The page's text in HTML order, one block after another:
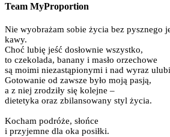
Team MyProportion
Nie wyobrażam sobie życia bez pysznego
kawy.
Choć lubię jeść dosłownie wszystko,
to czekolada, banany i masło orzechowe
są moimi niezastąpionymi i nad wyraz
Gotowanie od zawsze było moją pasją,
a z niej zrodziły się kolejne –
dietetyka oraz zbilansowany styl życia.
Kocham podróże, słońce
i przyjemne dla oka posiłki.